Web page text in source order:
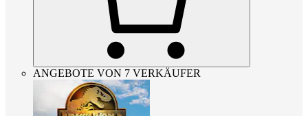
ANGEBOTE VON 7 VERKÄUFER